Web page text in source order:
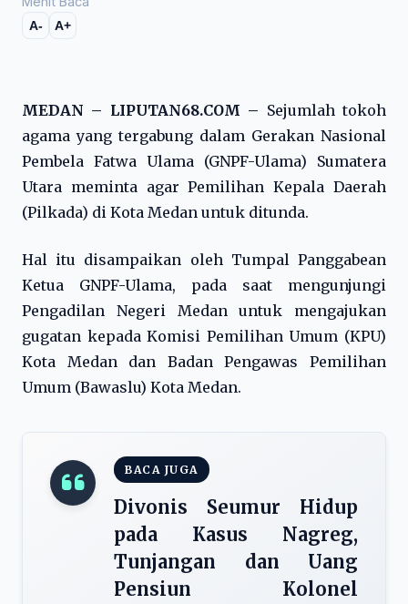
A- A+
MEDAN – LIPUTAN68.COM – Sejumlah tokoh
agama yang tergabung dalam Gerakan Nasional
Pembela Fatwa Ulama (GNPF-Ulama) Sumatera
Utara meminta agar Pemilihan Kepala Daerah
(Pilkada) di Kota Medan untuk ditunda.
Hal itu disampaikan oleh Tumpal Panggabean
Ketua GNPF-Ulama, pada saat mengunjungi
Pengadilan Negeri Medan untuk mengajukan
gugatan kepada Komisi Pemilihan Umum (KPU)
Kota Medan dan Badan Pengawas Pemilihan
Umum (Bawaslu) Kota Medan.
BACA JUGA
Divonis Seumur Hidup
pada Kasus Nagreg,
Tunjangan dan Uang
Pensiun Kolonel